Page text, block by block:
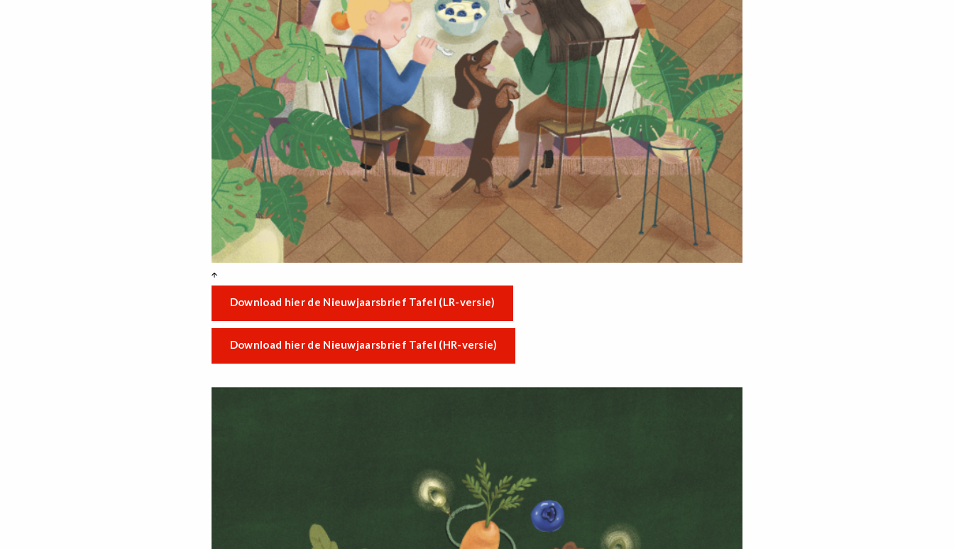
Download hier de Nieuwjaarsbrief Tafel (LR-versie)
Download hier de Nieuwjaarsbrief Tafel (HR-versie)